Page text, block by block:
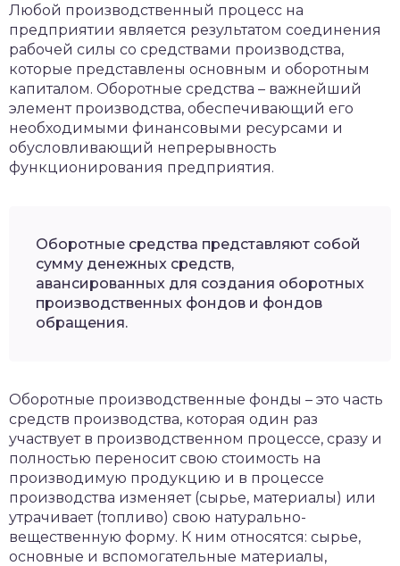
Любой производственный процесс на
предприятии является результатом соединения
рабочей силы со средствами производства,
которые представлены основным и оборотным
капиталом. Оборотные средства – важнейший
элемент производства, обеспечивающий его
необходимыми финансовыми ресурсами и
обусловливающий непрерывность
функционирования предприятия.
Оборотные средства представляют собой
сумму денежных средств,
авансированных для создания оборотных
производственных фондов и фондов
обращения.
Оборотные производственные фонды – это часть
средств производства, которая один раз
участвует в производственном процессе, сразу и
полностью переносит свою стоимость на
производимую продукцию и в процессе
производства изменяет (сырье, материалы) или
утрачивает (топливо) свою натурально-
вещественную форму. К ним относятся: сырье,
основные и вспомогательные материалы,